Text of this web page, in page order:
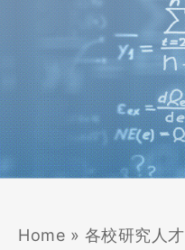
Home » 各校研究人才